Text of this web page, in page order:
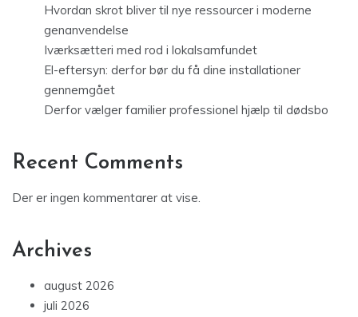
Hvordan skrot bliver til nye ressourcer i moderne
genanvendelse
Iværksætteri med rod i lokalsamfundet
El-eftersyn: derfor bør du få dine installationer
gennemgået
Derfor vælger familier professionel hjælp til dødsbo
Recent Comments
Der er ingen kommentarer at vise.
Archives
august 2026
juli 2026